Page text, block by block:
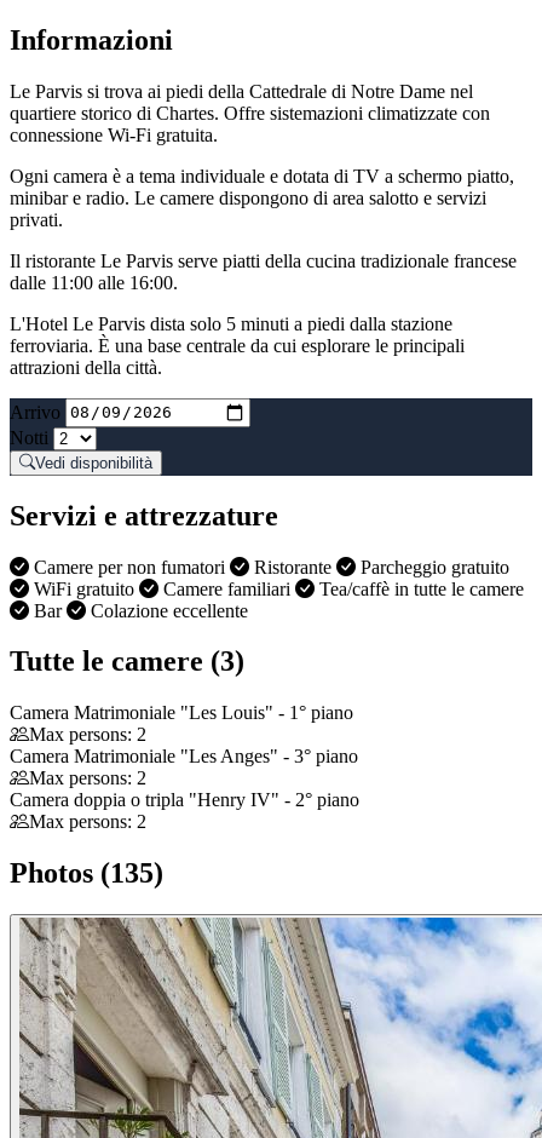
Informazioni
Le Parvis si trova ai piedi della Cattedrale di Notre Dame nel
quartiere storico di Chartes. Offre sistemazioni climatizzate con
connessione Wi-Fi gratuita.
Ogni camera è a tema individuale e dotata di TV a schermo piatto,
minibar e radio. Le camere dispongono di area salotto e servizi
privati.
Il ristorante Le Parvis serve piatti della cucina tradizionale francese
dalle 11:00 alle 16:00.
L'Hotel Le Parvis dista solo 5 minuti a piedi dalla stazione
ferroviaria. È una base centrale da cui esplorare le principali
attrazioni della città.
Arrivo
Notti
Vedi disponibilità
Servizi e attrezzature
Camere per non fumatori Ristorante
Parcheggio gratuito
WiFi gratuito
Camere familiari
Tea/caffè in tutte le camere
Bar
Colazione eccellente
Tutte le camere (3)
Camera Matrimoniale "Les Louis" - 1° piano
Max persons: 2
Camera Matrimoniale "Les Anges" - 3° piano
Max persons: 2
Camera doppia o tripla "Henry IV" - 2° piano
Max persons: 2
Photos (135)